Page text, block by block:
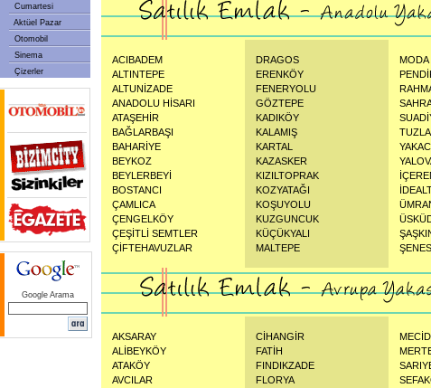
Cumartesi
Aktüel Pazar
Otomobil
Sinema
Çizerler
Google Arama
ACIBADEM
ALTINTEPE
ALTUNİZADE
ANADOLU HİSARI
ATAŞEHİR
BAĞLARBAŞI
BAHARİYE
BEYKOZ
BEYLERBEYİ
BOSTANCI
ÇAMLICA
ÇENGELKÖY
ÇEŞİTLİ SEMTLER
ÇİFTEHAVUZLAR
DRAGOS
ERENKÖY
FENERYOLU
GÖZTEPE
KADIKÖY
KALAMIŞ
KARTAL
KAZASKER
KIZILTOPRAK
KOZYATAĞI
KOŞUYOLU
KUZGUNCUK
KÜÇÜKYALI
MALTEPE
MODA
TUZLA
AKSARAY
ALİBEYKÖY
ATAKÖY
AVCILAR
CİHANGİR
FATİH
FINDIKZADE
FLORYA